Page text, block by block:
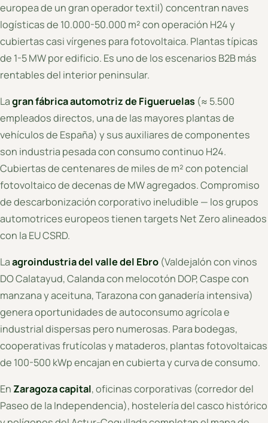
europea de un gran operador textil) concentran naves
logísticas de 10.000-50.000 m² con operación H24 y
cubiertas casi vírgenes para fotovoltaica. Plantas típicas
de 1-5 MW por edificio. Es uno de los escenarios B2B más
rentables del interior peninsular.
Lagran fábrica automotriz de Figueruelas (≈ 5.500
empleados directos, una de las mayores plantas de
vehículos de España) y sus auxiliares de componentes
son industria pesada con consumo continuo H24.
Cubiertas de centenares de miles de m² con potencial
fotovoltaico de decenas de MW agregados. Compromiso
de descarbonización corporativo ineludible — los grupos
automotrices europeos tienen targets Net Zero alineados
con la EU CSRD.
Laagroindustria del valle del Ebro (Valdejalón con vinos
DO Calatayud, Calanda con melocotón DOP, Caspe con
manzana y aceituna, Tarazona con ganadería intensiva)
genera oportunidades de autoconsumo agrícola e
industrial dispersas pero numerosas. Para bodegas,
cooperativas frutícolas y mataderos, plantas fotovoltaicas
de 100-500 kWp encajan en cubierta y curva de consumo.
En Zaragoza capital, oficinas corporativas (corredor del
Paseo de la Independencia), hostelería del casco histórico